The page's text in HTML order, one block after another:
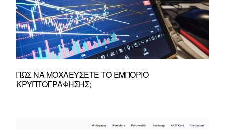
ΠΏΣ ΝΑ ΜΟΧΛΕΎΣΕΤΕ ΤΟ ΕΜΠΌΡΙΟ
ΚΡΥΠΤΟΓΡΆΦΗΣΗΣ;